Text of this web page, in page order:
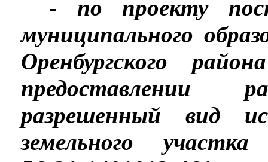
- по проекту
муниципального
Оренбургского
предоставлении
разрешенный вид
земельного